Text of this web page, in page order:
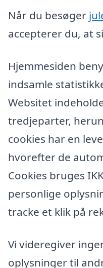
Når du besøger
accepterer du, at
Hjemmesiden
indsamle
Websitet
tredjeparter,
cookies har en
hvorefter de
Cookies bruges
personlige
tracke et klik på
Vi videregiver
oplysninger til